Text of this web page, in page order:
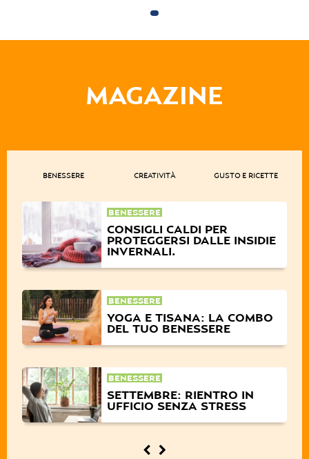
MAGAZINE
BENESSERE CREATIVITÀ GUSTO E RICETTE
BENESSERE
CONSIGLI CALDI PER
PROTEGGERSI DALLE INSIDIE
INVERNALI.
BENESSERE
YOGA E TISANA: LA COMBO
DEL TUO BENESSERE
BENESSERE
SETTEMBRE: RIENTRO IN
UFFICIO SENZA STRESS